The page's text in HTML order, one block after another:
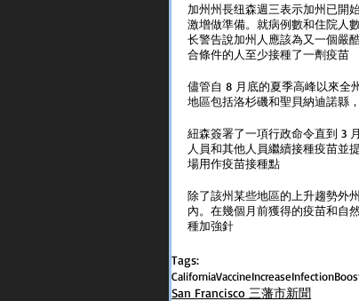
加州州長纽森週三表示加州已開
激增做準備。就病例數和住院人
长警告說加州人應該為又一個嚴
合條件的人至少接種了一劑疫苗
儘管自 8 月底的夏季高峰以來全
地區包括洛杉磯和聖貝納迪諾縣
紐森簽署了一項行政命令直到 3
人員和其他人員繼續接種疫苗並
場用作疫苗接種點
除了該州某些地區的上升趨勢外
內。在幾個月前獲得的疫苗和自
種加強針
Tags:
CaliforniaVaccineIncreaseInfection
San Francisco 三藩市新聞